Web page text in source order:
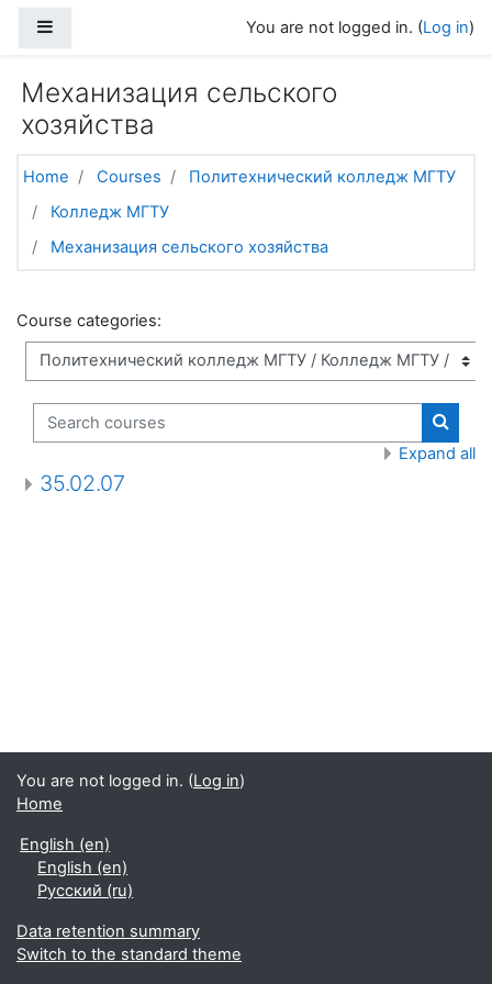
You are not logged in. (Log in)
Механизация сельского
хозяйства
Home Courses
Политехнический колледж МГТУ
Колледж МГТУ
Механизация сельского хозяйства
Course categories:
Search courses
Expand all
35.02.07
You are not logged in. (Log in)
Home
English ‎(en)‎
English ‎(en)‎
Русский ‎(ru)‎
Data retention summary
Switch to the standard theme